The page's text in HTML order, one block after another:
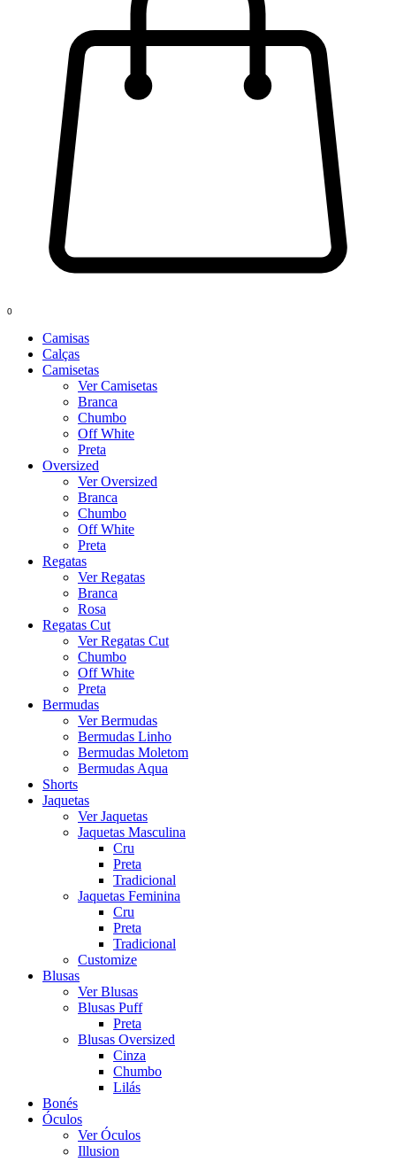
0
Camisas
Calças
Camisetas
Ver Camisetas
Branca
Chumbo
Off White
Preta
Oversized
Ver Oversized
Branca
Chumbo
Off White
Preta
Regatas
Ver Regatas
Branca
Rosa
Regatas Cut
Ver Regatas Cut
Chumbo
Off White
Preta
Bermudas
Ver Bermudas
Bermudas Linho
Bermudas Moletom
Bermudas Aqua
Shorts
Jaquetas
Ver Jaquetas
Jaquetas Masculina
Cru
Preta
Tradicional
Jaquetas Feminina
Cru
Preta
Tradicional
Customize
Blusas
Ver Blusas
Blusas Puff
Preta
Blusas Oversized
Cinza
Chumbo
Lilás
Bonés
Óculos
Ver Óculos
Illusion